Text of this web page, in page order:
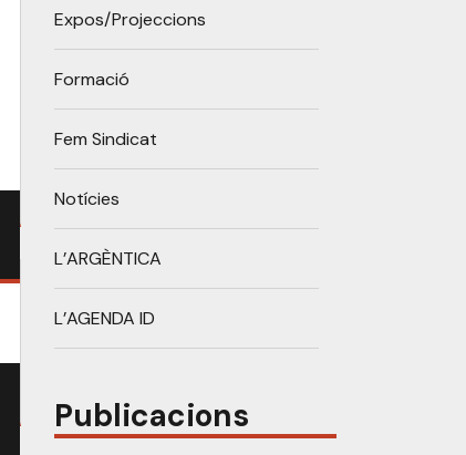
Expos/Projeccions
Formació
Fem Sindicat
Notícies
L’ARGÈNTICA
L’AGENDA ID
Publicacions